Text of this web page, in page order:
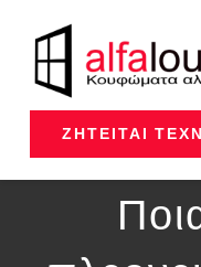
Μετάβαση
περιεχόμενο
Αρχική
ΖΗΤΕΊΤΑΙ